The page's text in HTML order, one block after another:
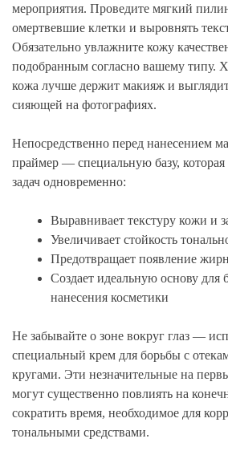
мероприятия. Проведите мягкий
омертвевшие клетки и выровнять
Обязательно увлажните кожу
подобранным согласно вашему типу.
кожа лучше держит макияж и
сияющей на фотографиях.
Непосредственно перед нанесением
праймер — специальную базу, которая
задач одновременно:
Выравнивает текстуру кожи и
Увеличивает стойкость
Предотвращает появление
Создает идеальную основу для
нанесения косметики
Не забывайте о зоне вокруг глаз —
специальный крем для борьбы с
кругами. Эти незначительные на
могут существенно повлиять на
сократить время, необходимое для
тональными средствами.